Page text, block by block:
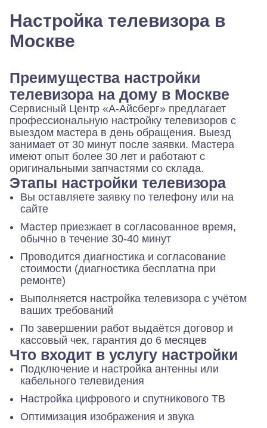
Настройка телевизора в
Москве
Преимущества настройки
телевизора на дому в Москве
Сервисный Центр «А-Айсберг» предлагает
профессиональную настройку телевизоров с
выездом мастера в день обращения. Выезд
занимает от 30 минут после заявки. Мастера
имеют опыт более 30 лет и работают с
оригинальными запчастями со склада.
Этапы настройки телевизора
Вы оставляете заявку по телефону или на
сайте
Мастер приезжает в согласованное время,
обычно в течение 30-40 минут
Проводится диагностика и согласование
стоимости (диагностика бесплатна при
ремонте)
Выполняется настройка телевизора с учётом
ваших требований
По завершении работ выдаётся договор и
кассовый чек, гарантия до 6 месяцев
Что входит в услугу настройки
Подключение и настройка антенны или
кабельного телевидения
Настройка цифрового и спутникового ТВ
Оптимизация изображения и звука